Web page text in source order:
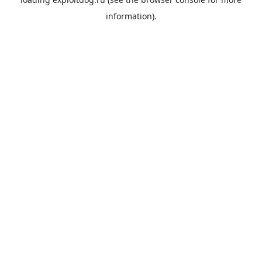
information).